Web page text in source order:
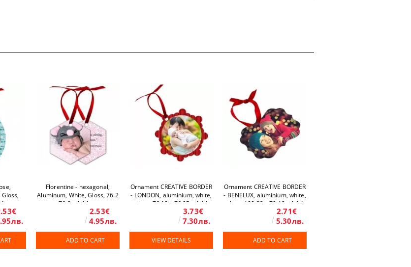
mm
Florentine - hexagonal,
Aluminum, White, Gloss, 76.2
x 76.2 x 1.14 mm
2.53€
4.95лв.
ADD TO CART
Ornament CREATIVE BORDER
- LONDON, aluminium, white,
gloss, 76.10 x 76.05 x 1.14
3.73€
7.30лв.
VIEW DETAILS
Ornament CREATIVE BORDER
- BENELUX, aluminium, white,
gloss, 100.33 x 70.10 x 1.14
2.71€
5.30лв.
ADD TO CART